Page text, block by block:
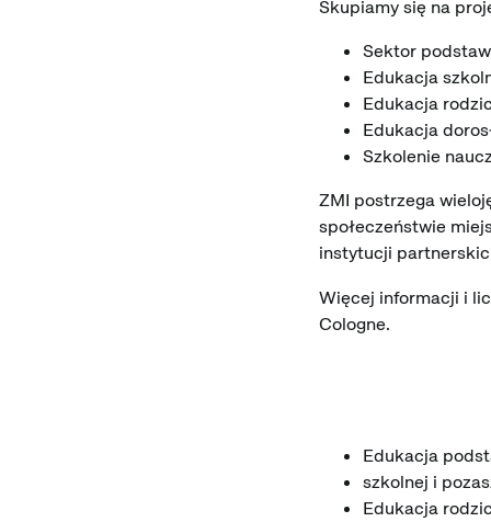
Skupiamy się na
Sektor
Edukacja
Edukacja
Edukacja
Szkolenie
ZMI postrzega
społeczeństwie
instytucji
Więcej informacji i
Cologne.
Edukacja
szkolnej i
Edukacja